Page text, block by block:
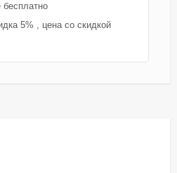
бесплатно
5% , цена со скидкой